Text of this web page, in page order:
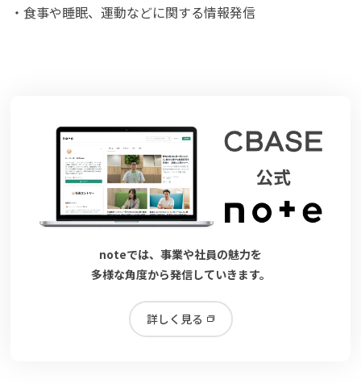
・食事や睡眠、運動などに関する情報発信
noteでは、事業や社員の魅力を
多様な角度から発信していきます。
詳しく見る